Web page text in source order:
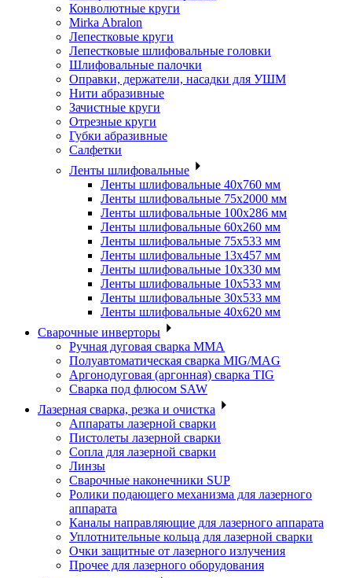
Конволютные круги
Mirka Abralon
Лепестковые круги
Лепестковые шлифовальные головки
Шлифовальные палочки
Оправки, держатели, насадки для УШМ
Нити абразивные
Зачистные круги
Отрезные круги
Губки абразивные
Салфетки
Ленты шлифовальные
Ленты шлифовальные 40х760 мм
Ленты шлифовальные 75х2000 мм
Ленты шлифовальные 100х286 мм
Ленты шлифовальные 60х260 мм
Ленты шлифовальные 75х533 мм
Ленты шлифовальные 13х457 мм
Ленты шлифовальные 10х330 мм
Ленты шлифовальные 10х533 мм
Ленты шлифовальные 30х533 мм
Ленты шлифовальные 40х620 мм
Сварочные инверторы
Ручная дуговая сварка MMA
Полуавтоматическая сварка MIG/MAG
Аргонодуговая (аргонная) сварка TIG
Сварка под флюсом SAW
Лазерная сварка, резка и очистка
Аппараты лазерной сварки
Пистолеты лазерной сварки
Сопла для лазерной сварки
Линзы
Сварочные наконечники SUP
Ролики подающего механизма для лазерного
аппарата
Каналы направляющие для лазерного аппарата
Уплотнительные кольца для лазерной сварки
Очки защитные от лазерного излучения
Прочее для лазерного оборудования